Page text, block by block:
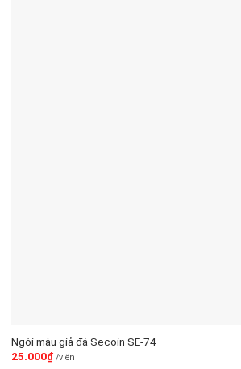
Ngói màu giả đá Secoin SE-74
25.000₫/viên